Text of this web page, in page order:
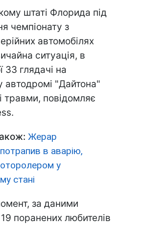
штаті Флорида під
чемпіонату з
автомобілях
ситуація, в
33 глядачі на
"Дайтона"
травми, повідомляє
Жерар
в аварію,
у
стані
за даними
19 поранених любителів